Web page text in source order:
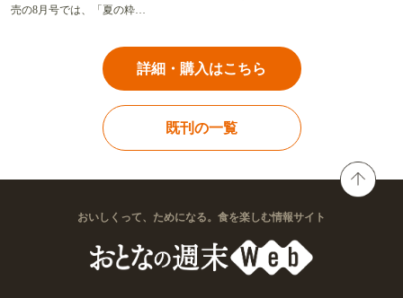
売の8月号では、「夏の粋…
詳細・購入はこちら
既刊の一覧
おいしくって、ためになる。食を楽しむ情報サイト